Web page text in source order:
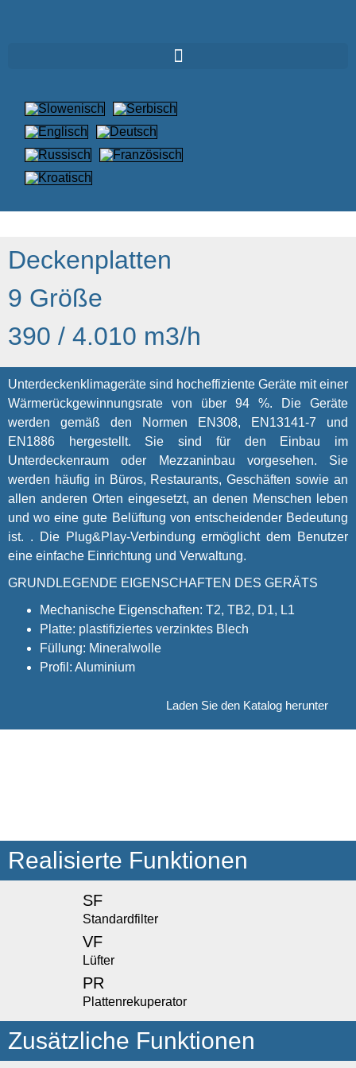
Deckenplatten
9 Größe
390 / 4.010 m3/h
Unterdeckenklimageräte sind hocheffiziente Geräte mit einer
Wärmerückgewinnungsrate von über 94 %. Die Geräte
werden gemäß den Normen EN308, EN13141-7 und
EN1886 hergestellt. Sie sind für den Einbau im
Unterdeckenraum oder Mezzaninbau vorgesehen. Sie
werden häufig in Büros, Restaurants, Geschäften sowie an
allen anderen Orten eingesetzt, an denen Menschen leben
und wo eine gute Belüftung von entscheidender Bedeutung
ist. . Die Plug&Play-Verbindung ermöglicht dem Benutzer
eine einfache Einrichtung und Verwaltung.
GRUNDLEGENDE EIGENSCHAFTEN DES GERÄTS
Mechanische Eigenschaften: T2, TB2, D1, L1
Platte: plastifiziertes verzinktes Blech
Füllung: Mineralwolle
Profil: Aluminium
Laden Sie den Katalog herunter
Realisierte Funktionen
SF
Standardfilter
VF
Lüfter
PR
Plattenrekuperator
Zusätzliche Funktionen